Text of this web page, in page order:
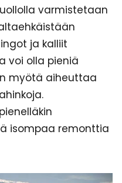
varmistetaan
ja kalliit
voi olla pieniä
myötä aiheuttaa
isompaa remonttia